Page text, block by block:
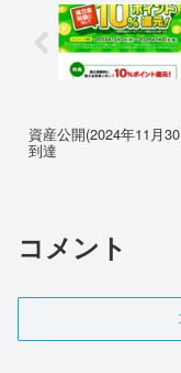
資産公開(2024年11月
到達
コメント